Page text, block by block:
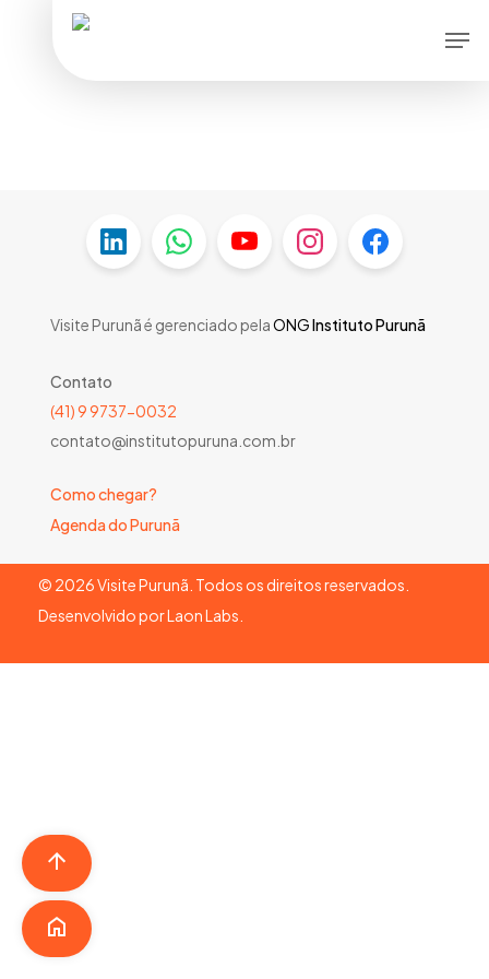
Visite Purunã é gerenciado pelaONGInstituto Purunã
Contato
(41) 9 9737-0032
contato@institutopuruna.com.br
Como chegar?
Agenda do Purunã
© 2026Visite Purunã. Todos os direitos reservados.
Desenvolvido porLaon Labs